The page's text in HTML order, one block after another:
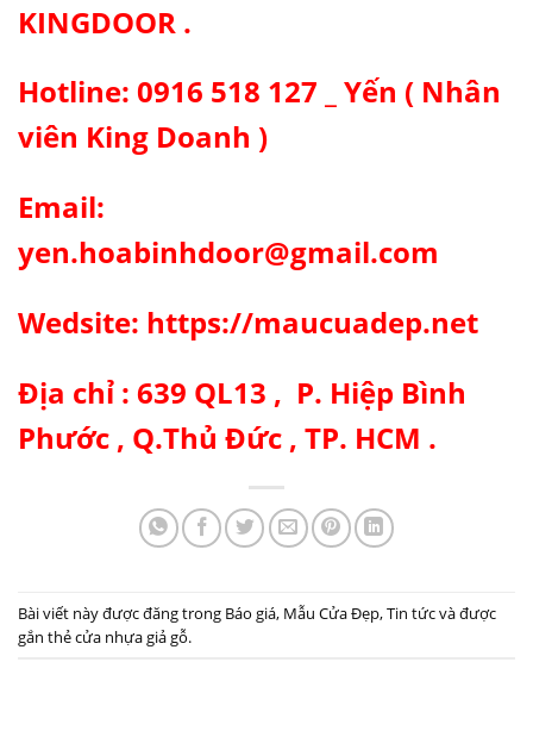
KINGDOOR .
Hotline: 0916 518 127 _ Yến ( Nhân
viên King Doanh )
Email:
yen.hoabinhdoor@gmail.com
Wedsite: https://maucuadep.net
Địa chỉ : 639 QL13 , P. Hiệp Bình
Phước , Q.Thủ Đức , TP. HCM .
Bài viết này được đăng trong Báo giá, Mẫu Cửa Đẹp,Tin tứcvà được
gắn thẻcửa nhựa giả gỗ.